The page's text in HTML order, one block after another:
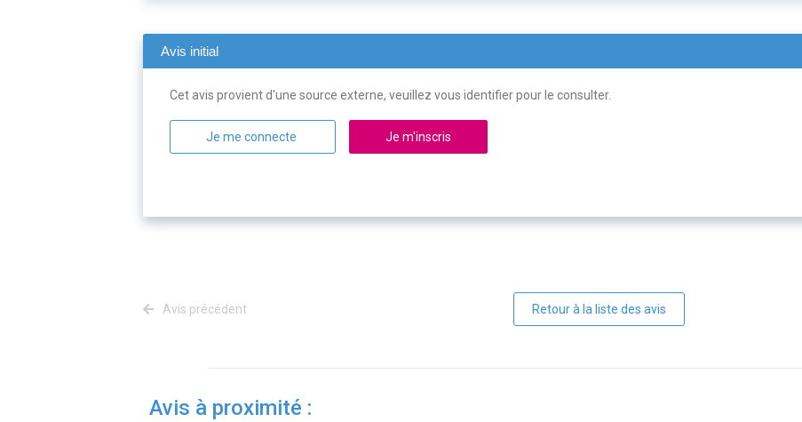
Avis initial
Cet avis provient d'une source externe, veuillez vous identifier pour le consulter.
Je me connecte Je m'inscris
Avis précédent Retour à la liste des avis
Avis à proximité :